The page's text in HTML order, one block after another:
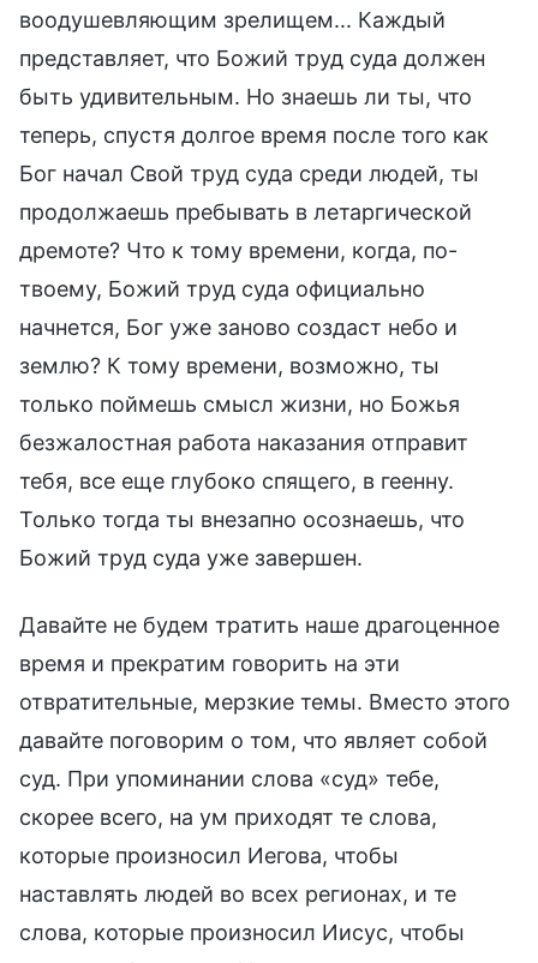
воодушевляющим зрелищем... Каждый
представляет, что Божий труд суда должен
быть удивительным. Но знаешь ли ты, что
теперь, спустя долгое время после того как
Бог начал Свой труд суда среди людей, ты
продолжаешь пребывать в летаргической
дремоте? Что к тому времени, когда, по-
твоему, Божий труд суда официально
начнется, Бог уже заново создаст небо и
землю? К тому времени, возможно, ты
только поймешь смысл жизни, но Божья
безжалостная работа наказания отправит
тебя, все еще глубоко спящего, в геенну.
Только тогда ты внезапно осознаешь, что
Божий труд суда уже завершен.
Давайте не будем тратить наше драгоценное
время и прекратим говорить на эти
отвратительные, мерзкие темы. Вместо этого
давайте поговорим о том, что являет собой
суд. При упоминании слова «суд» тебе,
скорее всего, на ум приходят те слова,
которые произносил Иегова, чтобы
наставлять людей во всех регионах, и те
слова, которые произносил Иисус, чтобы